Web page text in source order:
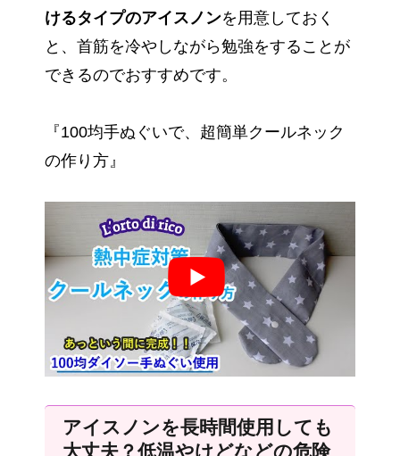
けるタイプのアイスノンを用意しておく
と、首筋を冷やしながら勉強をすることが
できるのでおすすめです。
『100均手ぬぐいで、超簡単クールネック
の作り方』
アイスノンを長時間使用しても
大丈夫？低温やけどなどの危険